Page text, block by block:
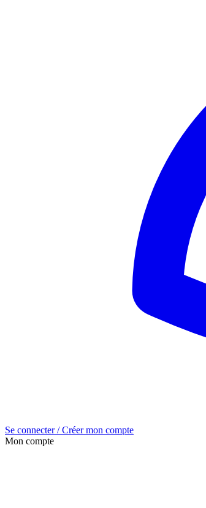
Se connecter / Créer mon compte
Mon compte